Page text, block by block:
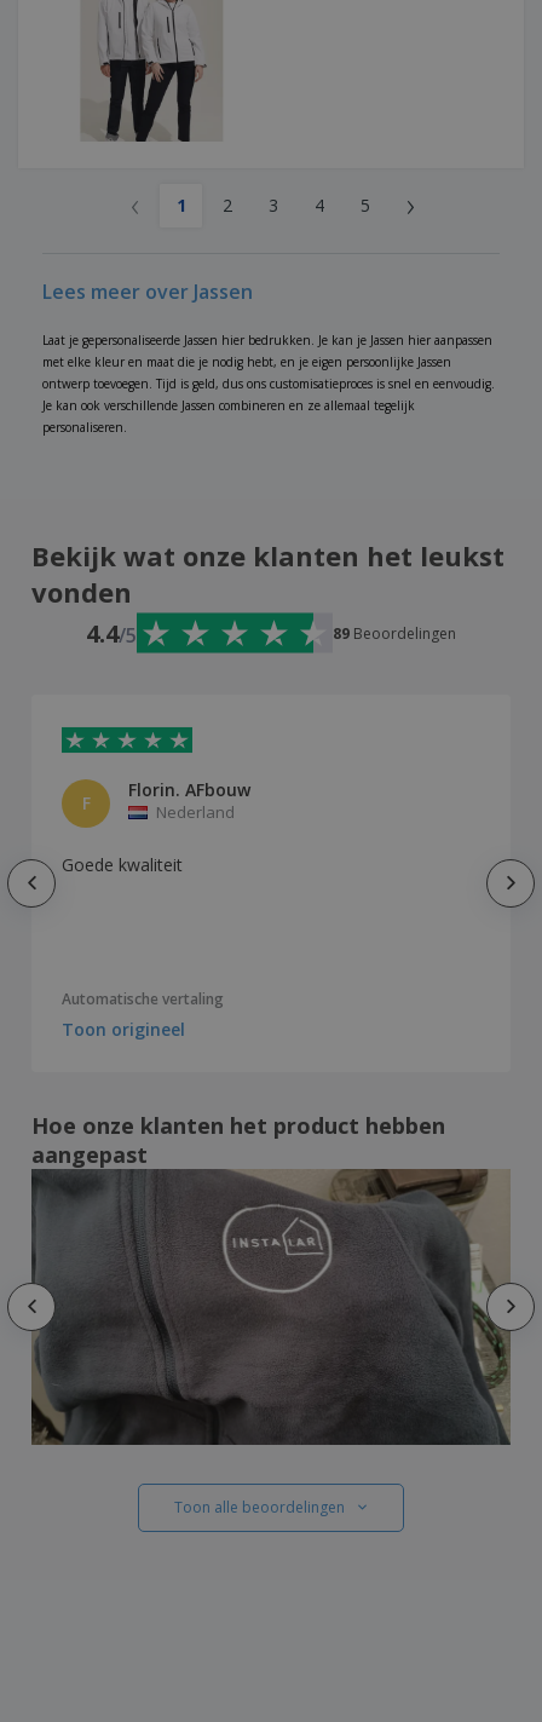
‹ 1 2 3 4 5 ›
Lees meer over Jassen
Laat je gepersonaliseerde Jassen hier bedrukken. Je kan je Jassen hier aanpassen
met elke kleur en maat die je nodig hebt, en je eigen persoonlijke Jassen
ontwerp toevoegen. Tijd is geld, dus ons customisatieproces is snel en eenvoudig.
Je kan ook verschillende Jassen combineren en ze allemaal tegelijk
personaliseren.
Bekijk wat onze klanten het leukst
vonden
4.4/5 89 Beoordelingen
F
Florin. AFbouw
Nederland
Goede kwaliteit
Automatische vertaling
Toon origineel
Hoe onze klanten het product hebben
aangepast
Toon alle beoordelingen